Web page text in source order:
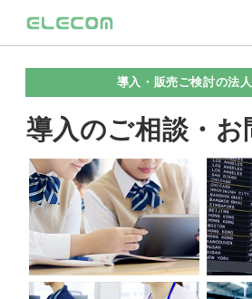
導入・販売ご検討の法
導入のご相談・お